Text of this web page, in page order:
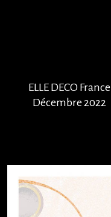
ELLE DECO France
Décembre 2022